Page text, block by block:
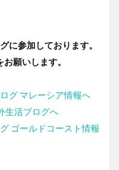
に参加しております。
願いします。